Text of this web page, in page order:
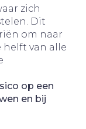
zich
Dit
om naar
helft van alle
op een
en bij